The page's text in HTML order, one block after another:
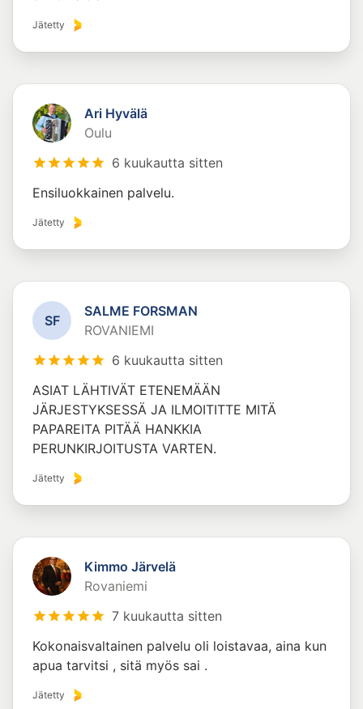
Jätetty
Ari Hyvälä
Oulu
6 kuukautta sitten
Ensiluokkainen palvelu.
Jätetty
SF
SALME FORSMAN
ROVANIEMI
6 kuukautta sitten
ASIAT LÄHTIVÄT ETENEMÄÄN
JÄRJESTYKSESSÄ JA ILMOITITTE MITÄ
PAPAREITA PITÄÄ HANKKIA
PERUNKIRJOITUSTA VARTEN.
Jätetty
Kimmo Järvelä
Rovaniemi
7 kuukautta sitten
Kokonaisvaltainen palvelu oli loistavaa, aina kun
apua tarvitsi , sitä myös sai .
Jätetty